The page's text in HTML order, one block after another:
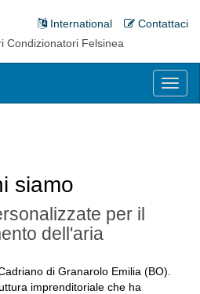
Contattaci
International
Condizionatori Felsinea
siamo
per il
dell'aria
di Granarolo Emilia (BO).
imprenditoriale che ha